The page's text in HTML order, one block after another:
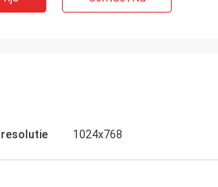
resolutie 1024x768